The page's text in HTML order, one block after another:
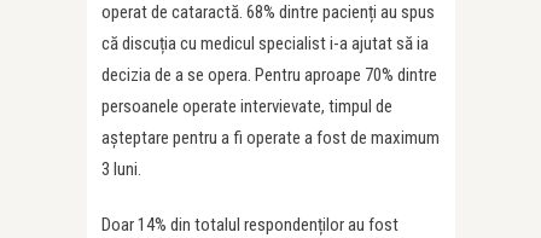
operat de cataractă. 68% dintre pacienți au spus
că discuția cu medicul specialist i-a ajutat să ia
decizia de a se opera. Pentru aproape 70% dintre
persoanele operate intervievate, timpul de
așteptare pentru a fi operate a fost de maximum
3 luni.
Doar 14% din totalul respondenților au fost